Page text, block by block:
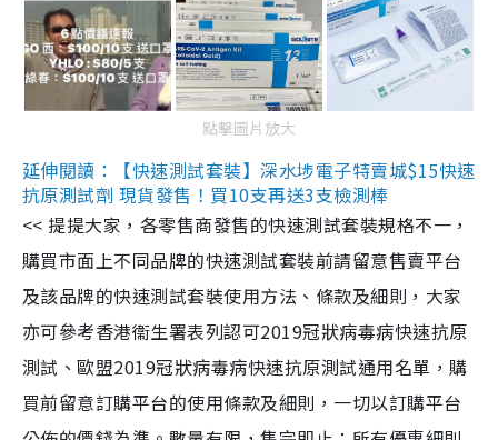
點擊圖片放大
延伸閱讀：【快速測試套裝】深水埗電子特賣城$15快速
抗原測試劑 現貨發售！買10支再送3支檢測棒
<< 提提大家，各零售商發售的快速測試套裝規格不一，
購買市面上不同品牌的快速測試套裝前請留意售賣平台
及該品牌的快速測試套裝使用方法、條款及細則，大家
亦可參考香港衞生署表列認可2019冠狀病毒病快速抗原
測試、歐盟2019冠狀病毒病快速抗原測試通用名單，購
買前留意訂購平台的使用條款及細則，一切以訂購平台